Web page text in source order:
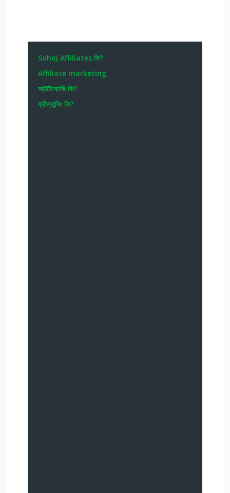
Sohoj Affiliates কি?
Affiliate marketing
আউটসোর্সিং কি?
ফ্রীল্যান্সিং কি?